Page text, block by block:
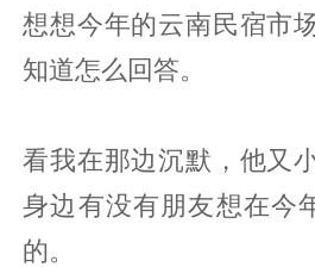
想想今年的云南民宿市
知道怎么回答。
看我在那边沉默，他又
身边有没有朋友想在今
的。